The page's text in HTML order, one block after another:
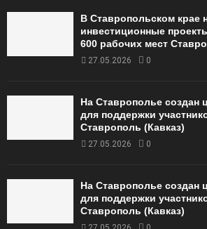
В Ставропольском крае
инвестиционные
600 рабочих мест
27.05.2026 0
На Ставрополье создан
для поддержки
Ставрополь (Кавказ)
27.05.2026 0
На Ставрополье создан
для поддержки
Ставрополь (Кавказ)